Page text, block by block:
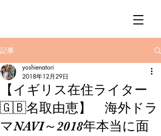
記事
【イギリス在住ライター
🇬🇧名取由恵】 海外ドラ
マNAVI～2018年本当に面
yoshienatori
2018年12月29日